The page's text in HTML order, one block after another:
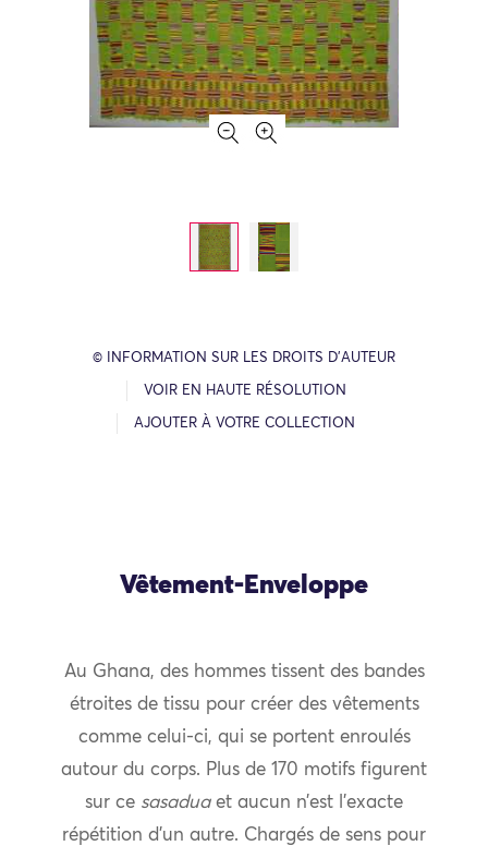
© INFORMATION SUR LES DROITS D’AUTEUR
VOIR EN HAUTE RÉSOLUTION
AJOUTER À VOTRE COLLECTION
Vêtement-Enveloppe
Au Ghana, des hommes tissent des bandes
étroites de tissu pour créer des vêtements
comme celui-ci, qui se portent enroulés
autour du corps. Plus de 170 motifs figurent
sur ce sasaduaet aucun n’est l’exacte
répétition d’un autre. Chargés de sens pour